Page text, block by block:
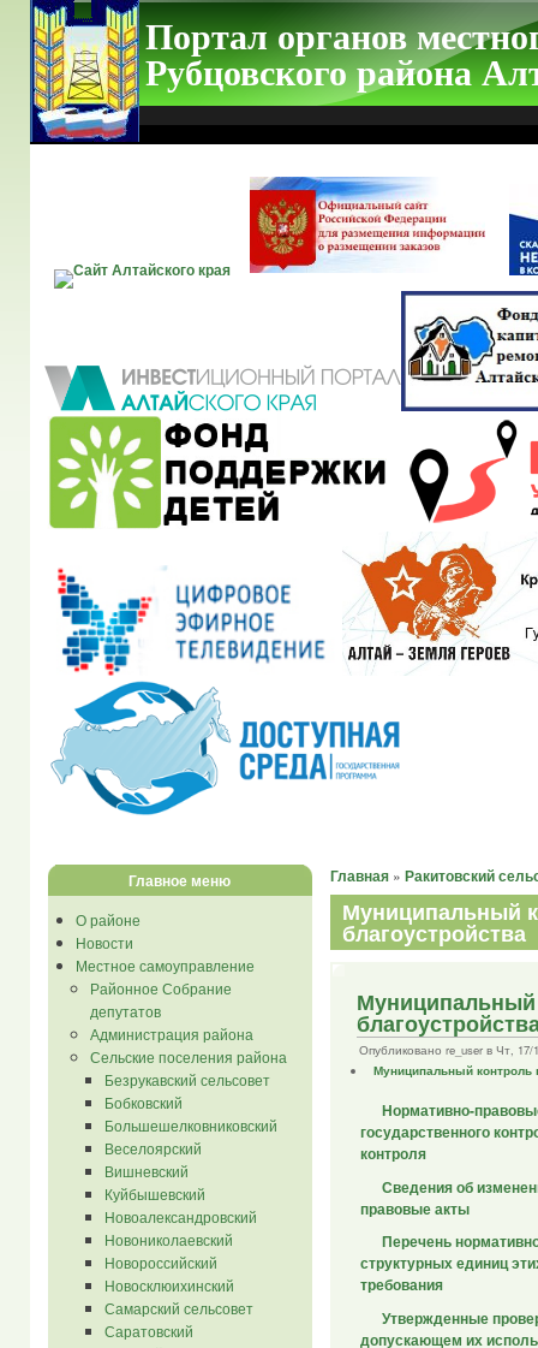
Портал органов
Рубцовского района
Главное меню
О районе
Новости
Местное самоуправление
Районное Собрание
депутатов
Администрация района
Сельские поселения района
Безрукавский сельсовет
Бобковский
Большешелковниковский
Веселоярский
Вишневский
Куйбышевский
Новоалександровский
Новониколаевский
Новороссийский
Новосклюихинский
Самарский сельсовет
Саратовский
Главная» Ракитовский
Муниципальный
благоустройства
Опубликовано re_user в Чт, 17/
Муниципальный контроль
Нормативно-
государственного
контроля
Сведения об
правовые акты
Перечень
структурных единиц
требования
Утвержденные
допускающем их